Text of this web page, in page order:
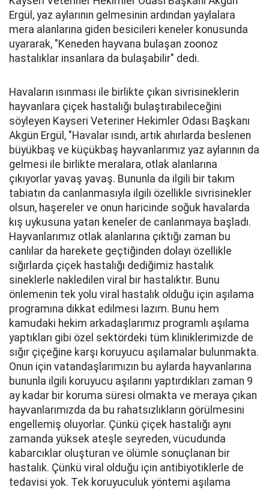
Ergül, yaz aylarının gelmesinin ardından yaylalara
mera alanlarına giden besicileri keneler konusunda
uyararak, "Keneden hayvana bulaşan zoonoz
hastalıklar insanlara da bulaşabilir" dedi.
Havaların ısınması ile birlikte çıkan sivrisineklerin
hayvanlara çiçek hastalığı bulaştırabileceğini
söyleyen Kayseri Veteriner Hekimler Odası Başkanı
Akgün Ergül, "Havalar ısındı, artık ahırlarda beslenen
büyükbaş ve küçükbaş hayvanlarımız yaz aylarının da
gelmesi ile birlikte meralara, otlak alanlarına
çıkıyorlar yavaş yavaş. Bununla da ilgili bir takım
tabiatın da canlanmasıyla ilgili özellikle sivrisinekler
olsun, haşereler ve onun haricinde soğuk havalarda
kış uykusuna yatan keneler de canlanmaya başladı.
Hayvanlarımız otlak alanlarına çıktığı zaman bu
canlılar da harekete geçtiğinden dolayı özellikle
sığırlarda çiçek hastalığı dediğimiz hastalık
sineklerle nakledilen viral bir hastalıktır. Bunu
önlemenin tek yolu viral hastalık olduğu için aşılama
programına dikkat edilmesi lazım. Bunu hem
kamudaki hekim arkadaşlarımız programlı aşılama
yaptıkları gibi özel sektördeki tüm kliniklerimizde de
sığır çiçeğine karşı koruyucu aşılamalar bulunmakta.
Onun için vatandaşlarımızın bu aylarda hayvanlarına
bununla ilgili koruyucu aşılarını yaptırdıkları zaman 9
ay kadar bir koruma süresi olmakta ve meraya çıkan
hayvanlarımızda da bu rahatsızlıkların görülmesini
engellemiş oluyorlar. Çünkü çiçek hastalığı aynı
zamanda yüksek ateşle seyreden, vücudunda
kabarcıklar oluşturan ve ölümle sonuçlanan bir
hastalık. Çünkü viral olduğu için antibiyotiklerle de
tedavisi yok. Tek koruyuculuk yöntemi aşılama